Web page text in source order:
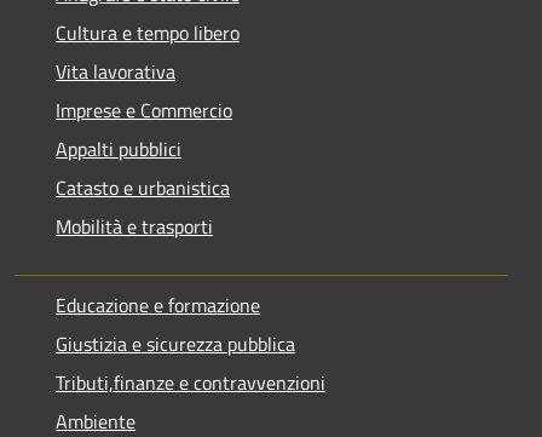
Cultura e tempo libero
Vita lavorativa
Imprese e Commercio
Appalti pubblici
Catasto e urbanistica
Mobilità e trasporti
Educazione e formazione
Giustizia e sicurezza pubblica
Tributi,finanze e contravvenzioni
Ambiente